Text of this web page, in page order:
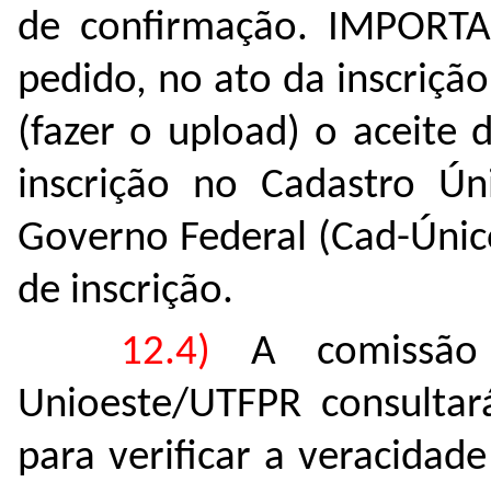
de confirmação.
pedido, no ato da
(fazer o upload) o aceite
inscrição no Cadastro
Governo Federal (Cad-
de inscrição.
12.4)A
Unioeste/UTFPR
para verificar a